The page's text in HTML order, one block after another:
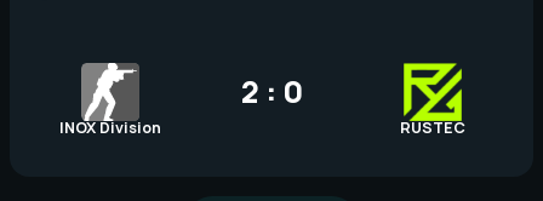
INOX Division
2 : 0
RUSTEC